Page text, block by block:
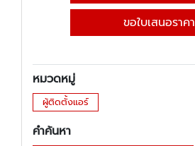
ขอใบเสนอราคา
หมวดหมู่
ผู้ติดตั้งแอร์
คำค้นหา